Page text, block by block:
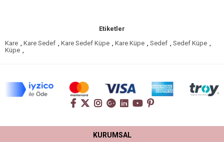
Etiketler
Kare
Kare Sedef Kare Sedef Küpe Kare Küpe Sedef Sedef Küpe
Küpe
KURUMSAL